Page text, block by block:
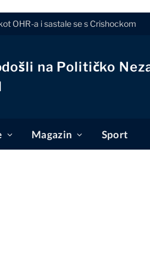
OHR-a i sastale se s Crishockom
na Političko
Magazin Sport